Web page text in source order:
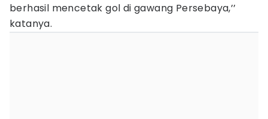
berhasil mencetak gol di gawang Persebaya,’’
katanya.